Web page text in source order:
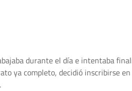
durante el día e intentaba
ya completo, decidió inscribirse